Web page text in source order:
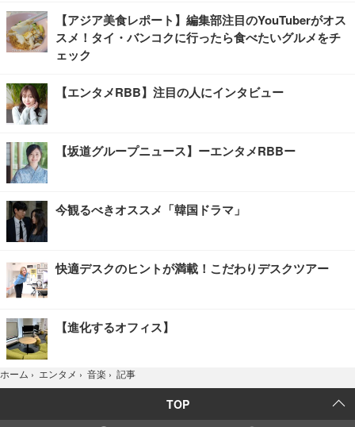
【アジア美食レポート】編集部注目のYouTuberがオス
スメ！タイ・バンコクに行ったら食べたいグルメをチ
ェック
【エンタメRBB】注目の人にインタビュー
【坂道グループニュース】ーエンタメRBBー
今観るべきオススメ「韓国ドラマ」
快適デスクのヒントが満載！こだわりデスクツアー
【進化するオフィス】
ホーム › エンタメ › 音楽 › 記事
TOP